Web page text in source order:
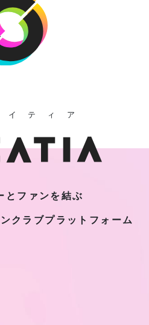
ティア
とファンを結ぶ
クラブプラットフォーム